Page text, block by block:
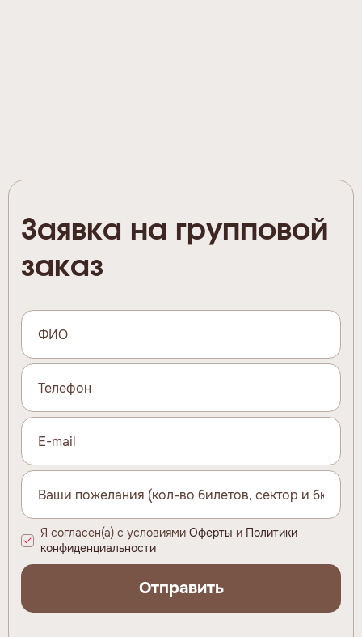
Заявка на групповой
заказ
Я согласен(а) с условиями Оферты и Политики
конфиденциальности
Отправить